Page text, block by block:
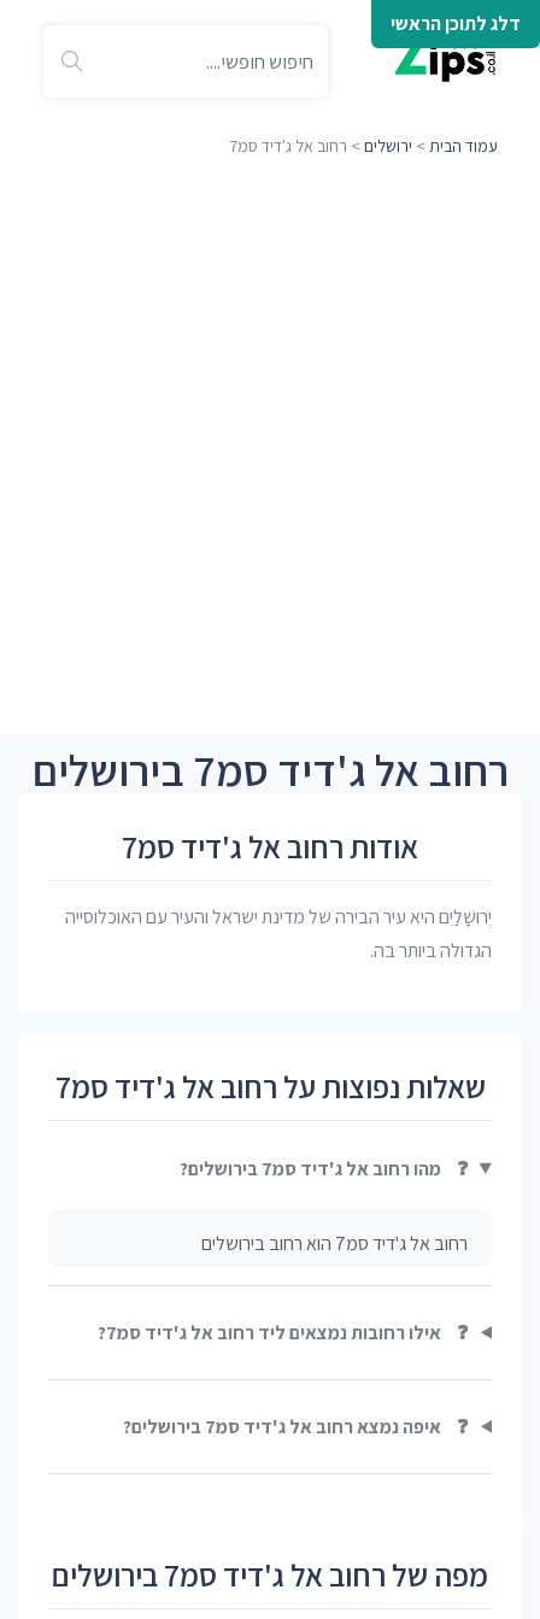
דלג לתוכן הראשי
עמוד הבית > ירושלים > רחוב אל ג'דיד סמ7
רחוב אל ג'דיד סמ7 בירושלים
אודות רחוב אל ג'דיד סמ7
יְרוּשָׁלַיִם היא עיר הבירה של מדינת ישראל והעיר עם האוכלוסייה
הגדולה ביותר בה.
שאלות נפוצות על רחוב אל ג'דיד סמ7
❓ מהו רחוב אל ג'דיד סמ7 בירושלים?
רחוב אל ג'דיד סמ7 הוא רחוב בירושלים
❓ אילו רחובות נמצאים ליד רחוב אל ג'דיד סמ7?
❓ איפה נמצא רחוב אל ג'דיד סמ7 בירושלים?
מפה של רחוב אל ג'דיד סמ7 בירושלים